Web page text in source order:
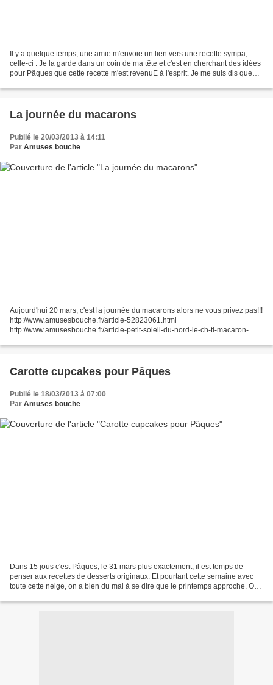
Il y a quelque temps, une amie m'envoie un lien vers une recette sympa,
celle-ci . Je la garde dans un coin de ma tête et c'est en cherchant des idées
pour Pâques que cette recette m'est revenuE à l'esprit. Je me suis dis que
La journée du macarons
Publié le 20/03/2013 à 14:11
Par Amuses bouche
Aujourd'hui 20 mars, c'est la journée du macarons alors ne vous privez pas!!!
http://www.amusesbouche.fr/article-52823061.html
http://www.amusesbouche.fr/article-petit-soleil-du-nord-le-ch-ti-macaron-
Carotte cupcakes pour Pâques
Publié le 18/03/2013 à 07:00
Par Amuses bouche
Dans 15 jous c'est Pâques, le 31 mars plus exactement, il est temps de
penser aux recettes de desserts originaux. Et pourtant cette semaine avec
toute cette neige, on a bien du mal à se dire que le printemps approche. On